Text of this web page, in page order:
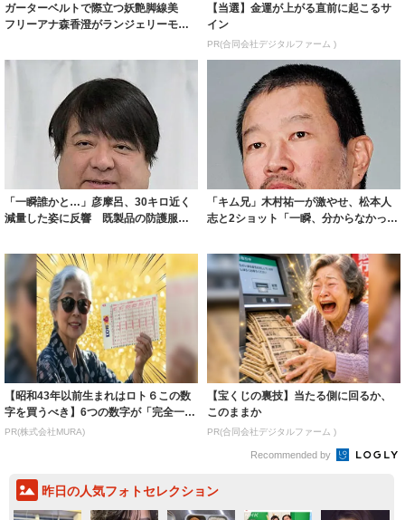
ガーターベルトで際立つ妖艶脚線美
フリーアナ森香澄がランジェリーモデ
【当選】金運が上がる直前に起こるサ
イン
PR(合同会社デジタルファーム )
「一瞬誰かと…」彦摩呂、30キロ近く
減量した姿に反響 既製品の防護服が
「キム兄」木村祐一が激やせ、松本人
志と2ショット「一瞬、分からなかった
【昭和43年以前生まれはロト６この数
字を買うべき】6つの数字が「完全一
致」する方...
PR(株式会社MURA)
【宝くじの裏技】当たる側に回るか、
このままか
PR(合同会社デジタルファーム )
Recommended by
昨日の人気フォトセレクション